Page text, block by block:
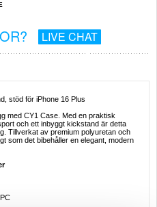
LIVE CHAT
stöd för iPhone 16 Plus
med CY1 Case. Med en praktisk
och ett inbyggt kickstand är detta
Tillverkat av premium polyuretan och
som det bibehåller en elegant, modern